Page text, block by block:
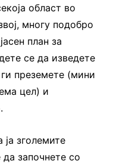
област во
многу подобро
план за
се да изведете
преземете (мини
цел) и
зголемите
започнете со